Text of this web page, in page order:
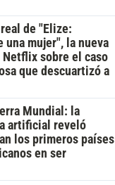
de "Elize:
una mujer", la nueva
sobre el caso
que descuartizó a
Mundial: la
artificial reveló
los primeros países
en ser